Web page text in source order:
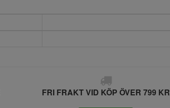
FRI FRAKT VID KÖP ÖVER 799 KR